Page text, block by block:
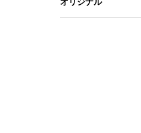
オリジナル